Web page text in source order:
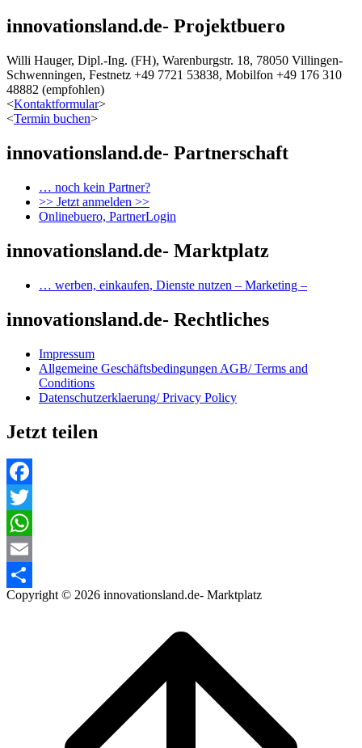
innovationsland.de- Projektbuero
Willi Hauger, Dipl.-Ing. (FH), Warenburgstr. 18, 78050 Villingen-
Schwenningen, Festnetz +49 7721 53838, Mobilfon +49 176 310
48882 (empfohlen)
<Kontaktformular>
<Termin buchen>
innovationsland.de- Partnerschaft
… noch kein Partner?
>> Jetzt anmelden >>
Onlinebuero, PartnerLogin
innovationsland.de- Marktplatz
… werben, einkaufen, Dienste nutzen – Marketing –
innovationsland.de- Rechtliches
Impressum
Allgemeine Geschäftsbedingungen AGB/ Terms and
Conditions
Datenschutzerklaerung/ Privacy Policy
Jetzt teilen
Facebook
Twitter
WhatsApp
Email
Teilen
Copyright © 2026 innovationsland.de- Marktplatz